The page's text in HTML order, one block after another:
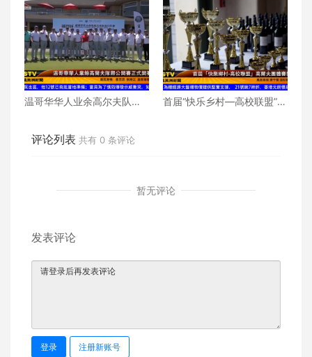
温哥华华人业余高尔夫队际
首届“快乐乡村—高校联盟”高
评论列表 共有 0 条评论
暂无评论
发表评论
登录 注册新账号